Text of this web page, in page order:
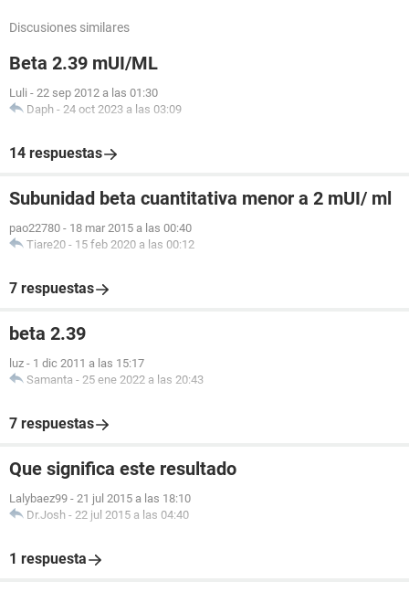
Discusiones similares
Beta 2.39 mUI/ML
Luli - 22 sep 2012 a las 01:30
Daph - 24 oct 2023 a las 03:09
14 respuestas
Subunidad beta cuantitativa menor a 2 mUI/ ml
pao22780 - 18 mar 2015 a las 00:40
Tiare20 - 15 feb 2020 a las 00:12
7 respuestas
beta 2.39
luz - 1 dic 2011 a las 15:17
Samanta - 25 ene 2022 a las 20:43
7 respuestas
Que significa este resultado
Lalybaez99 - 21 jul 2015 a las 18:10
Dr.Josh - 22 jul 2015 a las 04:40
1 respuesta